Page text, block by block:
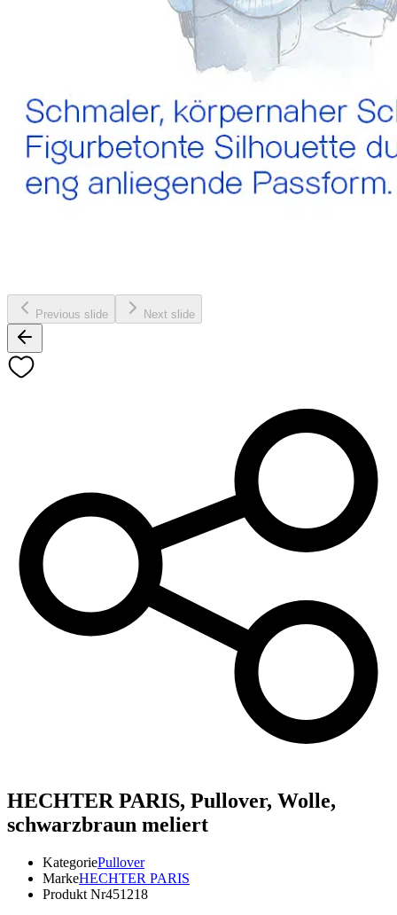
Previous slide Next slide
HECHTER PARIS, Pullover, Wolle,
schwarzbraun meliert
KategoriePullover
MarkeHECHTER PARIS
Produkt Nr451218